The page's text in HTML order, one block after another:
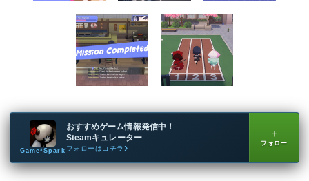
Game*Spark
おすすめゲーム情報発信中！
Steamキュレーター
フォローはコチラ
＋
フォロー